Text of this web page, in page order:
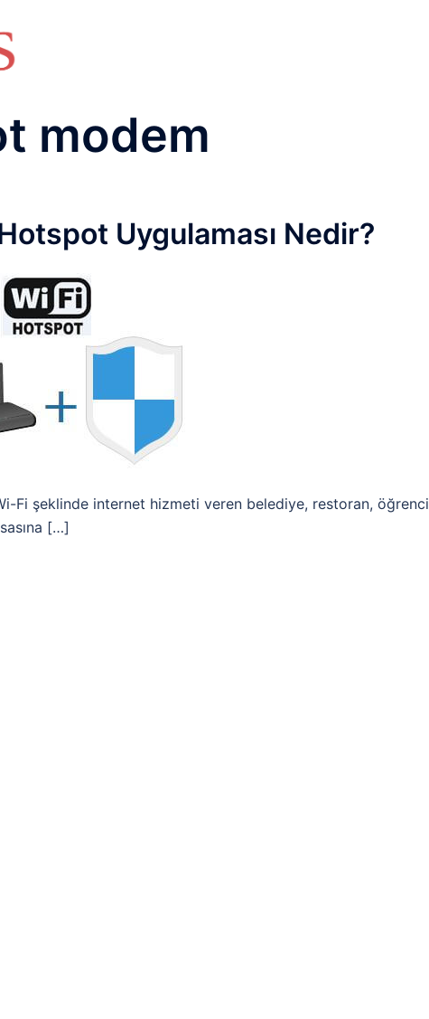
modem
Uygulaması Nedir?
Fi şeklinde internet hizmeti veren belediye, restoran, öğrenci
[…]